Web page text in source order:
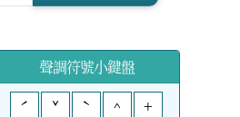
聲調符號小鍵盤
ˊ
ˇ ˋ ^ +